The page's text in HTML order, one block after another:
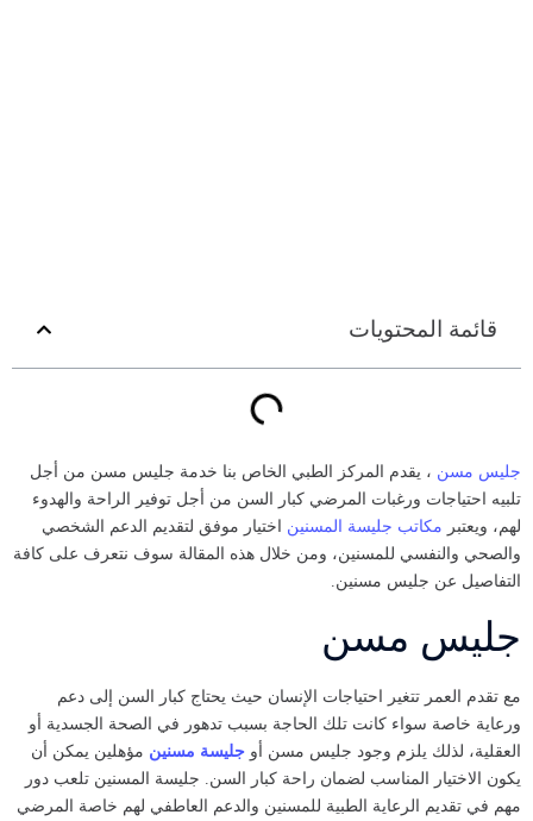
قائمة المحتويات
جليس مسن ، يقدم المركز الطبي الخاص بنا خدمة جليس مسن من أجل
تلبيه احتياجات ورغبات المرضي كبار السن من أجل توفير الراحة والهدوء
لهم، ويعتبر مكاتب جليسة المسنين اختيار موفق لتقديم الدعم الشخصي
والصحي والنفسي للمسنين، ومن خلال هذه المقالة سوف نتعرف على كافة
التفاصيل عن جليس مسنين.
جليس مسن
مع تقدم العمر تتغير احتياجات الإنسان حيث يحتاج كبار السن إلى دعم
ورعاية خاصة سواء كانت تلك الحاجة بسبب تدهور في الصحة الجسدية أو
العقلية، لذلك يلزم وجود جليس مسن أو جليسة مسنين مؤهلين يمكن أن
يكون الاختيار المناسب لضمان راحة كبار السن. جليسة المسنين تلعب دور
مهم في تقديم الرعاية الطبية للمسنين والدعم العاطفي لهم خاصة المرضي